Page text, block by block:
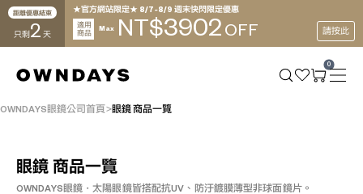
距離優惠結束
只剩 2 天
★官方網站限定★ 8/7~8/9 週末快閃限定優惠
適用
商品
Max NT$3902 OFF 請按此
0
OWNDAYS眼鏡公司首頁 眼鏡 商品一覽
眼鏡 商品一覽
OWNDAYS眼鏡・太陽眼鏡皆搭配抗UV、防汙鍍膜薄型非球面鏡片。